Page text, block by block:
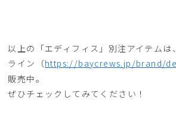
以上の「エディフィス」別注アイテムは
ライン（https://baycrews.jp/brand/
販売中。
ぜひチェックしてみてください！